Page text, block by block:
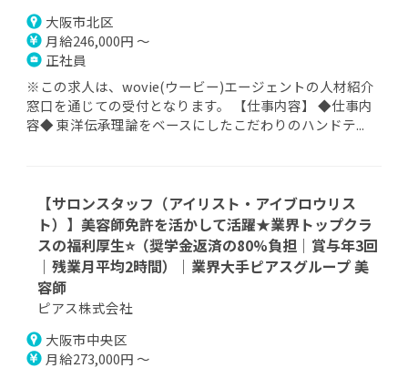
大阪市北区
月給246,000円 ～
正社員
※この求人は、wovie(ウービー)エージェントの人材紹介
窓口を通じての受付となります。 【仕事内容】 ◆仕事内
容◆ 東洋伝承理論をベースにしたこだわりのハンドテ...
【サロンスタッフ（アイリスト・アイブロウリス
ト）】美容師免許を活かして活躍★業界トップクラ
スの福利厚生⭐（奨学金返済の80%負担｜賞与年3回
｜残業月平均2時間）｜業界大手ピアスグループ 美
容師
ピアス株式会社
大阪市中央区
月給273,000円 ～